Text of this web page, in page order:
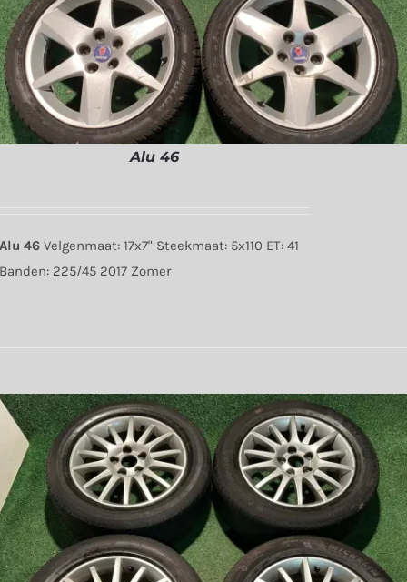
Alu 46
Alu 46 Velgenmaat: 17x7" Steekmaat: 5x110 ET: 41
Banden: 225/45 2017 Zomer